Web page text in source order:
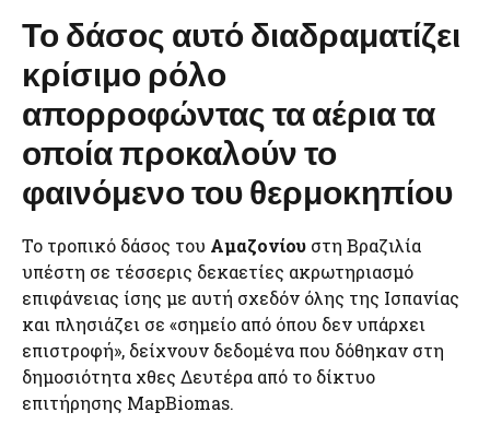
Το δάσος αυτό διαδραματίζει
κρίσιμο ρόλο
απορροφώντας τα αέρια τα
οποία προκαλούν το
φαινόμενο του θερμοκηπίου
Το τροπικό δάσος του Αμαζονίου στη Βραζιλία
υπέστη σε τέσσερις δεκαετίες ακρωτηριασμό
επιφάνειας ίσης με αυτή σχεδόν όλης της Ισπανίας
και πλησιάζει σε «σημείο από όπου δεν υπάρχει
επιστροφή», δείχνουν δεδομένα που δόθηκαν στη
δημοσιότητα χθες Δευτέρα από το δίκτυο
επιτήρησης MapBiomas.